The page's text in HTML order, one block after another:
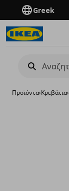
Greek
Προϊόντα›Κρεβάτια›